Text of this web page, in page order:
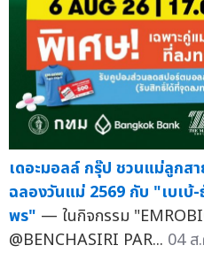
เดอะมอลล์ กรุ๊ป ชวนแม่ลูกส
ฉลองวันแม่ 2569 กับ "เบเบ้
พร" — ในกิจกรรม
@BENCHASIRI PAR... 04 ส